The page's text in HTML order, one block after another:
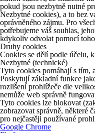
pokud jsou nezbytně nutné
Nezbytné cookies), a to bez
oprávněného zájmu. Pro
potřebujeme váš souhlas,
kdykoliv odvolat pomocí
Druhy cookies
Cookies se dělí podle účelu,
Nezbytné (technické)
Tyto cookies pomáhají s tím,
Poskytují základní funkce
rozlišení prohlížeče dle
nemůže web správně
Tyto cookies lze blokovat
zobrazovat správně, některé
pro nejčastěji používané
Google Chrome